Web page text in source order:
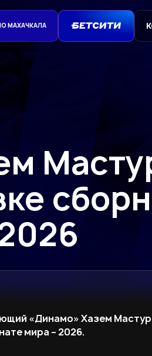
МАХАЧКАЛА
«Динамо» Хазем
мира – 2026.